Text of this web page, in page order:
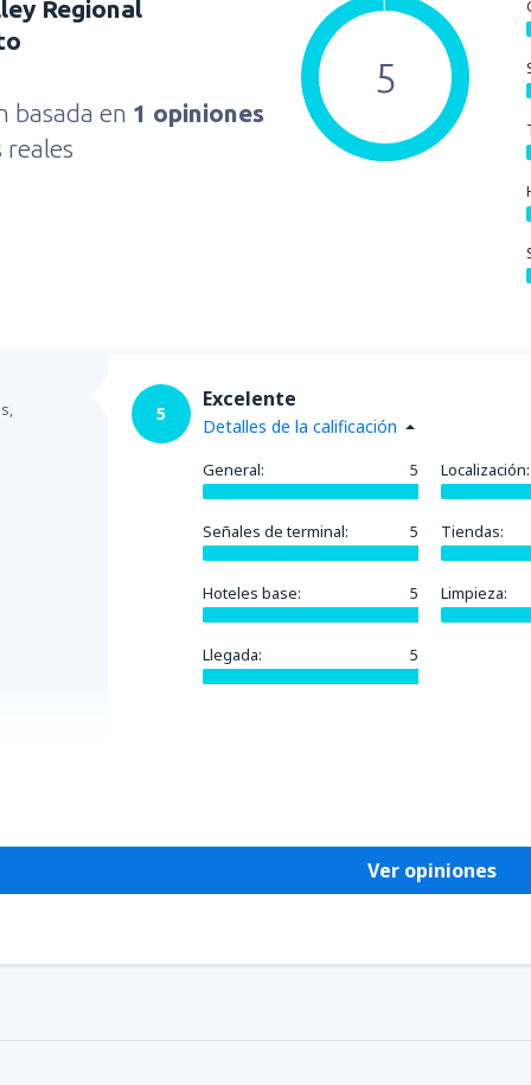
Regional
basada en 1 opiniones
reales
5
5
Excelente
Detalles de la calificación
General: 5 Localización:
Señales de terminal: 5 Tiendas:
Hoteles base: 5 Limpieza:
Llegada: 5
Ver opiniones